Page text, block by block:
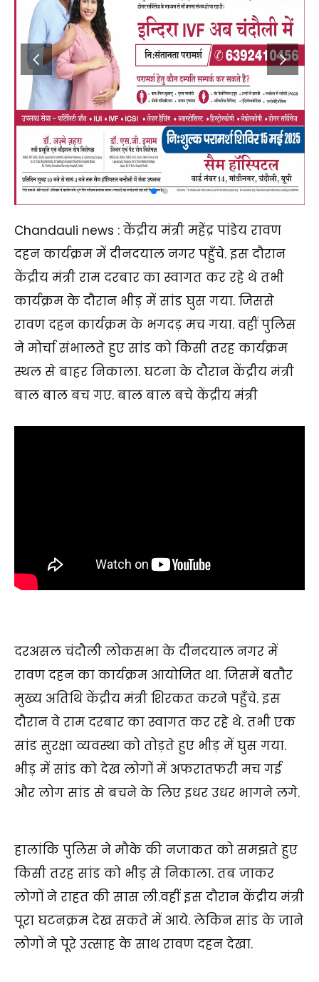
Chandauli news : केंद्रीय मंत्री महेंद्र पांडेय रावण
दहन कार्यक्रम में दीनदयाल नगर पहुँचे. इस दौरान
केंद्रीय मंत्री राम दरबार का स्वागत कर रहे थे तभी
कार्यक्रम के दौरान भीड़ में सांड घुस गया. जिससे
रावण दहन कार्यक्रम के भगदड़ मच गया. वहीं पुलिस
ने मोर्चा संभालते हुए सांड को किसी तरह कार्यक्रम
स्थल से बाहर निकाला. घटना के दौरान केंद्रीय मंत्री
बाल बाल बच गए. बाल बाल बचे केंद्रीय मंत्री
दरअसल चंदौली लोकसभा के दीनदयाल नगर में
रावण दहन का कार्यक्रम आयोजित था. जिसमें बतौर
मुख्य अतिथि केंद्रीय मंत्री शिरकत करने पहुँचे. इस
दौरान वे राम दरबार का स्वागत कर रहे थे. तभी एक
सांड सुरक्षा व्यवस्था को तोड़ते हुए भीड़ में घुस गया.
भीड़ में सांड को देख लोगों में अफरातफरी मच गई
और लोग सांड से बचने के लिए इधर उधर भागने लगे.
हालांकि पुलिस ने मौके की नजाकत को समझते हुए
किसी तरह सांड को भीड़ से निकाला. तब जाकर
लोगों ने राहत की सास ली.वहीं इस दौरान केंद्रीय मंत्री
पूरा घटनक्रम देख सकते में आये. लेकिन सांड के जाने
लोगों ने पूरे उत्साह के साथ रावण दहन देखा.